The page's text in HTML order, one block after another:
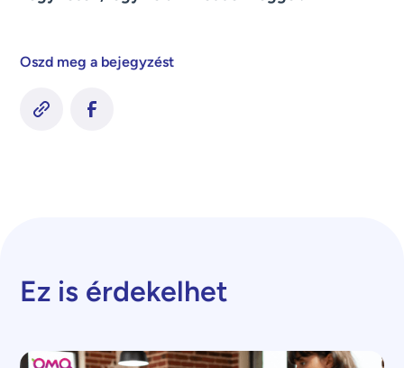
Oszd meg a bejegyzést
Ez is érdekelhet